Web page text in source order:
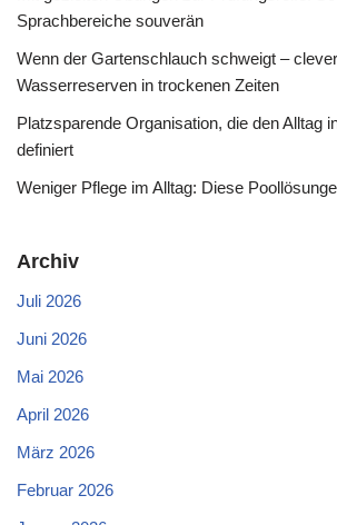
Sprachbereiche souverän
Wenn der Gartenschlauch schweigt –
Wasserreserven in trockenen Zeiten
Platzsparende Organisation, die den Alltag
definiert
Weniger Pflege im Alltag: Diese
Archiv
Juli 2026
Juni 2026
Mai 2026
April 2026
März 2026
Februar 2026